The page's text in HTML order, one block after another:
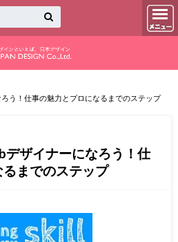
う！仕事の魅力とプロになるまでのステップ
ザイナーになろう！仕
までのステップ